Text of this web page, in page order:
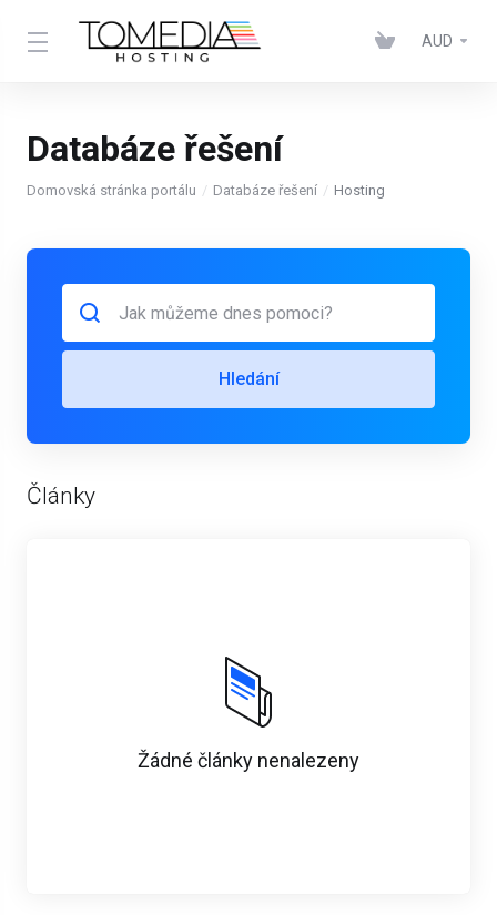
AUD
Databáze řešení
Domovská stránka portálu Databáze řešení Hosting
Hledání
Články
Žádné články nenalezeny